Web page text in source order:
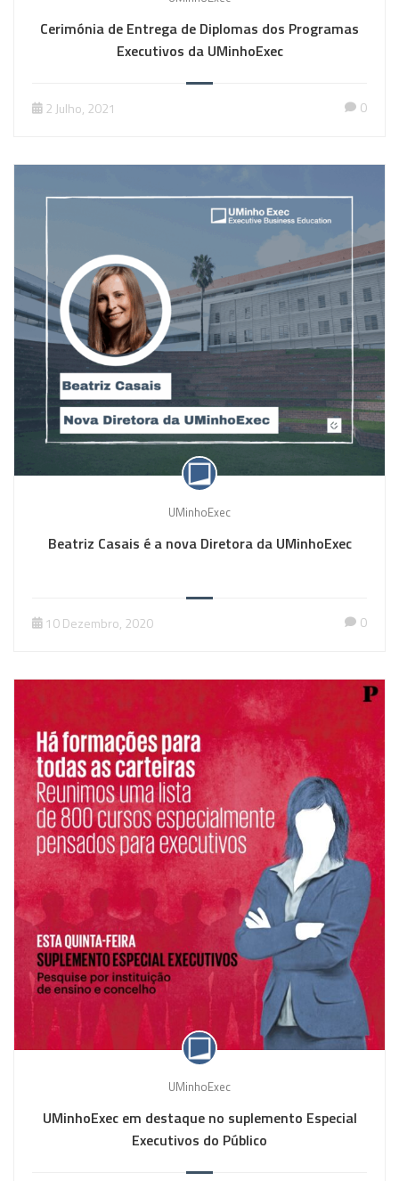
Cerimónia de Entrega de Diplomas dos Programas
Executivos da UMinhoExec
2 Julho, 2021 0
UMinhoExec
Beatriz Casais é a nova Diretora da UMinhoExec
10 Dezembro, 2020 0
UMinhoExec
UMinhoExec em destaque no suplemento Especial
Executivos do Público